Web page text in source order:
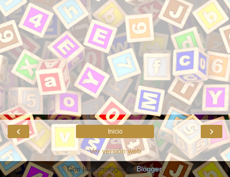
‹ ›
Inicio
Ver versión web
Con la tecnología deBlogger.